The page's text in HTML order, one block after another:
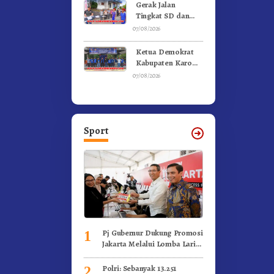
Gerak Jalan
Tingkat SD dan
SMP Untuk
Ke-81 Dibuka
Sekda Karo
07/08/2026
Ketua Demokrat
Kabupaten Karo
Pimpin Laskar Biru
07/08/2026
Sport
1
Pj Gubernur Dukung Promosi
Jakarta Melalui Lomba Lari
Polri: Sebanyak 13.251